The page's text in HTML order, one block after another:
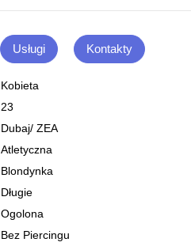
Usługi Kontakty
Kobieta
23
Dubaj/ ZEA
Atletyczna
Blondynka
Długie
Ogolona
Bez Piercingu